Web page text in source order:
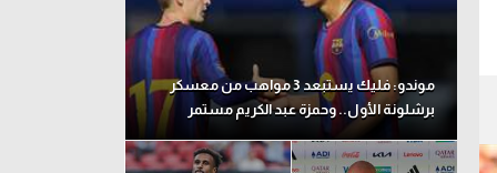
تحليل في الجول
حكايات في الجول
كويز في الجول
فيديو في الجول
موندو: فليك يستبعد 3 مواهب من معسكر
برشلونة الأول.. وحمزة عبد الكريم مستمر